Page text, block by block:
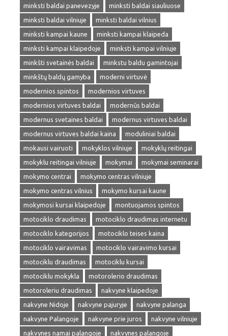
minksti baldai panevezyje
minksti baldai siauliuose
minksti baldai vilniuje
minksti baldai vilnius
minksti kampai kaune
minksti kampai klaipeda
minksti kampai klaipedoje
minksti kampai vilniuje
minkšti svetainės baldai
minkstu baldu gamintojai
minkštų baldų gamyba
moderni virtuvė
modernios spintos
modernios virtuves
modernios virtuves baldai
modernūs baldai
modernus svetaines baldai
modernus virtuves baldai
modernus virtuves baldai kaina
moduliniai baldai
mokausi vairuoti
mokyklos vilniuje
mokyklų reitingai
mokyklu reitingai vilniuje
mokymai
mokymai seminarai
mokymo centrai
mokymo centras vilniuje
mokymo centras vilnius
mokymo kursai kaune
mokymosi kursai klaipedoje
montuojamos spintos
motociklo draudimas
motociklo draudimas internetu
motociklo kategorijos
motociklo teises kaina
motociklo vairavimas
motociklo vairavimo kursai
motociklu draudimas
motociklu kursai
motociklu mokykla
motorolerio draudimas
motoroleriu draudimas
nakvyne klaipedoje
nakvyne Nidoje
nakvyne pajuryje
nakvyne palanga
nakvyne Palangoje
nakvyne prie juros
nakvyne vilniuje
nakvynes namai palangoje
nakvynes palangoje